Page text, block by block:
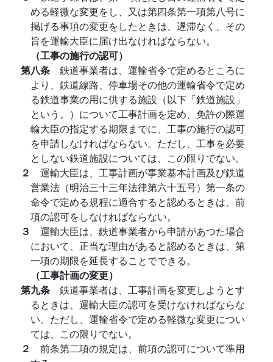
める軽微な変更をし、又は第四条第一項第八号に
掲げる事項の変更をしたときは、遅滞なく、その
旨を運輸大臣に届け出なければならない。
（工事の施行の認可）
第八条 鉄道事業者は、運輸省令で定めるところに
より、鉄道線路、停車場その他の運輸省令で定め
る鉄道事業の用に供する施設（以下「鉄道施設」
という。）について工事計画を定め、免許の際運
輸大臣の指定する期限までに、工事の施行の認可
を申請しなければならない。ただし、工事を必要
としない鉄道施設については、この限りでない。
２ 運輸大臣は、工事計画が事業基本計画及び鉄道
営業法（明治三十三年法律第六十五号）第一条の
命令で定める規程に適合すると認めるときは、前
項の認可をしなければならない。
３ 運輸大臣は、鉄道事業者から申請があつた場合
において、正当な理由があると認めるときは、第
一項の期限を延長することでできる。
（工事計画の変更）
第九条 鉄道事業者は、工事計画を変更しようとす
るときは、運輸大臣の認可を受けなければならな
い。ただし、運輸省令で定める軽微な変更につい
ては、この限りでない。
２ 前条第二項の規定は、前項の認可について準用